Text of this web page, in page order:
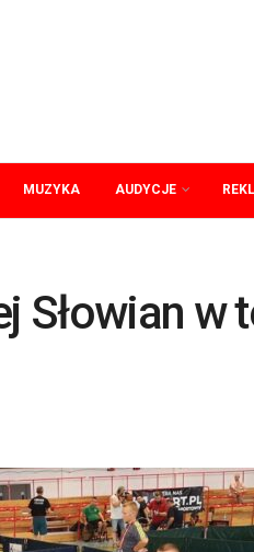
MUZYKA AUDYCJE
Słowian w